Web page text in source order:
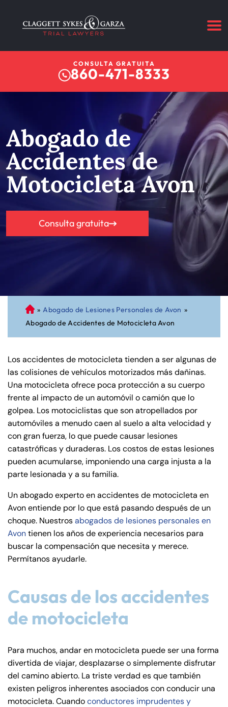
CONSULTA GRATUITA
860-471-8333
Abogado de
Accidentes de
Motocicleta Avon
Consulta gratuita
A
bo
ga
de
Pe
rs
on
al
Inj
ur
y
de
C
cu
» Abogado de Lesiones Personales de Avon »
Abogado de Accidentes de Motocicleta Avon
Los accidentes de motocicleta tienden a ser algunas de
las colisiones de vehículos motorizados más dañinas.
Una motocicleta ofrece poca protección a su cuerpo
frente al impacto de un automóvil o camión que lo
golpea. Los motociclistas que son atropellados por
automóviles a menudo caen al suelo a alta velocidad y
con gran fuerza, lo que puede causar lesiones
catastróficas y duraderas. Los costos de estas lesiones
pueden acumularse, imponiendo una carga injusta a la
parte lesionada y a su familia.
Un abogado experto en accidentes de motocicleta en
Avon entiende por lo que está pasando después de un
choque. Nuestrosabogados de lesiones personales en
Avontienen los años de experiencia necesarios para
buscar la compensación que necesita y merece.
Permítanos ayudarle.
Causas de los accidentes
de motocicleta
Para muchos, andar en motocicleta puede ser una forma
divertida de viajar, desplazarse o simplemente disfrutar
del camino abierto. La triste verdad es que también
existen peligros inherentes asociados con conducir una
motocicleta. Cuandoconductores imprudentes y